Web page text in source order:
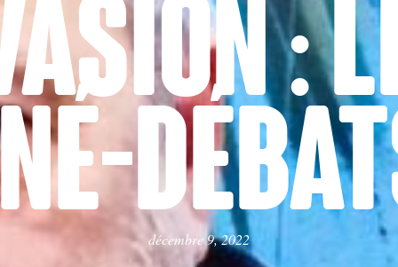
:
décembre 9, 2022